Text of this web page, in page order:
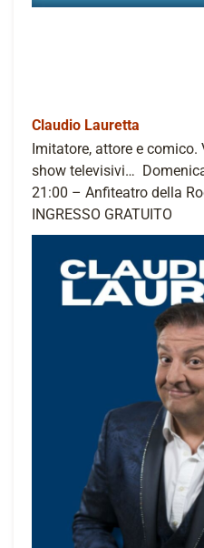
Claudio Lauretta
Imitatore, attore e
show televisivi…
21:00 – Anfiteatro della
INGRESSO GRATUITO